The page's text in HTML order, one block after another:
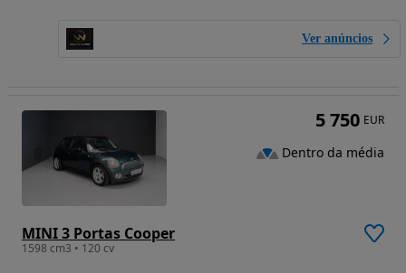
Ver anúncios
MINI 3 Portas Cooper
1598 cm3 • 120 cv
5 750 EUR
Dentro da média